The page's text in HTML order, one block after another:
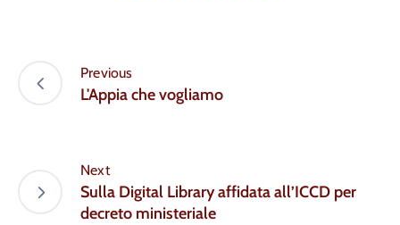
Previous
L'Appia che vogliamo
Next
Sulla Digital Library affidata all’ICCD per
decreto ministeriale